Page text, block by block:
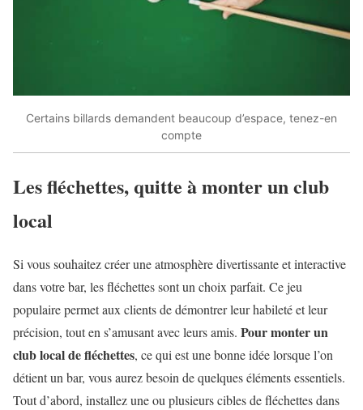
Certains billards demandent beaucoup d’espace, tenez-en
compte
Les fléchettes, quitte à monter un club
local
Si vous souhaitez créer une atmosphère divertissante et interactive
dans votre bar, les fléchettes sont un choix parfait. Ce jeu
populaire permet aux clients de démontrer leur habileté et leur
précision, tout en s’amusant avec leurs amis. Pour monter un
club local de fléchettes, ce qui est une bonne idée lorsque l’on
détient un bar, vous aurez besoin de quelques éléments essentiels.
Tout d’abord, installez une ou plusieurs cibles de fléchettes dans